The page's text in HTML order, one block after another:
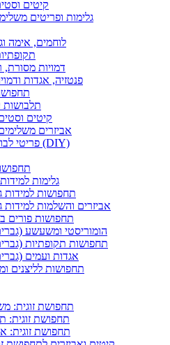
קיטים
גלימות ופריטים
לוחמים, אימה
דמויות מסורת,
פנטזיה, אגדות
תלבושות
קיטים
אביזרים
פריטי לבוש ובסיס לתחפושות (DIY)
גלימות
תחפושות למידות
אביזרים והשלמות למידות
תחפושות פורים
הומוריסטי ומשעשע
תחפושות תקופתיות
אגדות ועמים
תחפושות לליצנים
תחפושת זוגית:
תחפושת זוגית:
תחפושת זוגית: